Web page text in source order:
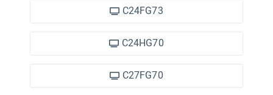
C24FG73
C24HG70
C27FG70